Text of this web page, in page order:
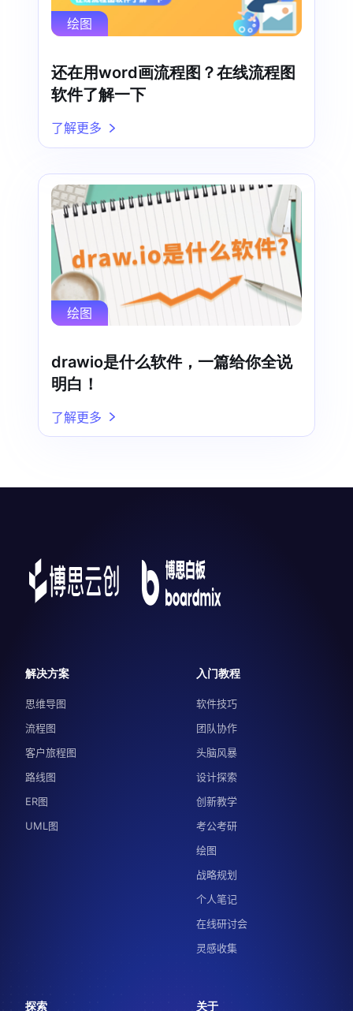
绘图
还在用word画流程图？在线流程图
软件了解一下
了解更多
绘图
drawio是什么软件，一篇给你全说
明白！
了解更多
解决方案
思维导图
流程图
客户旅程图
路线图
ER图
UML图
入门教程
软件技巧
团队协作
头脑风暴
设计探索
创新教学
考公考研
绘图
战略规划
个人笔记
在线研讨会
灵感收集
探索 关于